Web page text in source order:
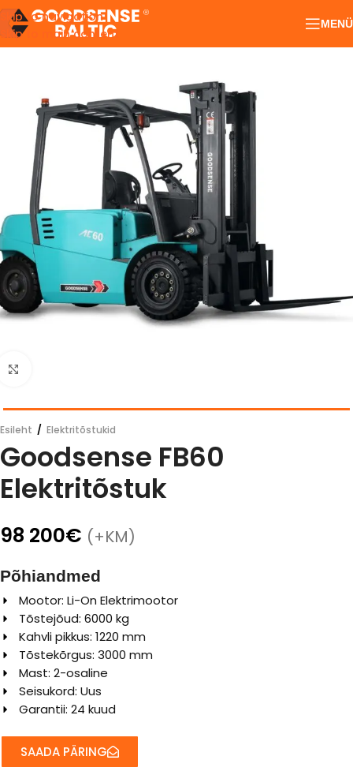
Skip to navigation
Skip to main content
Esileht / Elektritõstukid
Goodsense FB60
Elektritõstuk
98 200€ (+KM)
Põhiandmed
Mootor: Li-On Elektrimootor
Tõstejõud: 6000 kg
Kahvli pikkus: 1220 mm
Tõstekõrgus: 3000 mm
Mast: 2-osaline
Seisukord: Uus
Garantii: 24 kuud
SAADA PÄRING